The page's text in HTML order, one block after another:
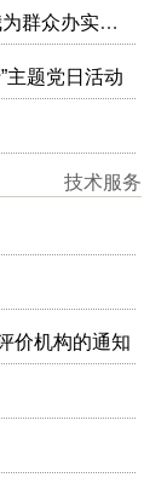
湖南省畜牧兽医学会党支部开展学史力行"我为群众办实事"主题党日活动
主题党日活动
技术服务
价机构的通知